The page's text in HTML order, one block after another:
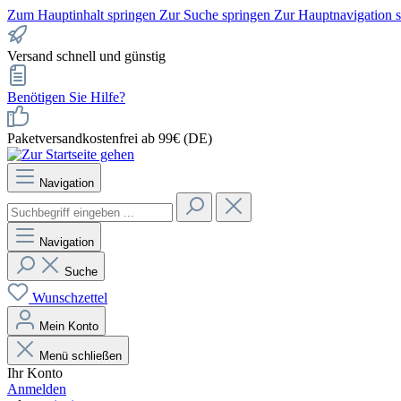
Zum Hauptinhalt springen Zur Suche springen Zur Hauptnavigation
Versand schnell und günstig
Benötigen Sie Hilfe?
Paketversandkostenfrei ab 99€ (DE)
Navigation
Navigation
Suche
Wunschzettel
Mein Konto
Menü schließen
Ihr Konto
Anmelden